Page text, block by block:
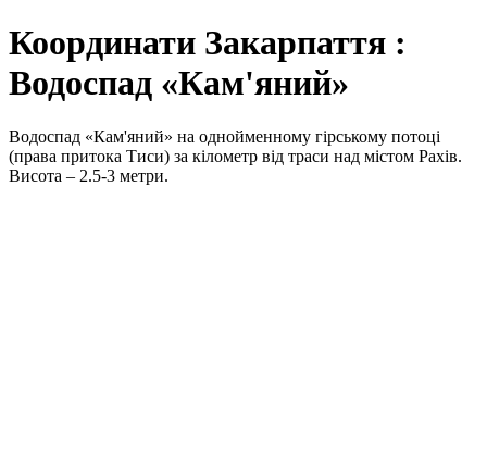
Координати Закарпаття :
Водоспад «Кам'яний»
Водоспад «Кам'яний» на однойменному гірському потоці
(права притока Тиси) за кілометр від траси над містом Рахів.
Висота – 2.5-3 метри.